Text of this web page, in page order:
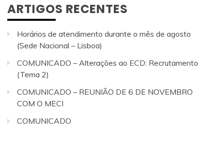
ARTIGOS RECENTES
Horários de atendimento durante o mês de agosto
(Sede Nacional – Lisboa)
COMUNICADO – Alterações ao ECD: Recrutamento
(Tema 2)
COMUNICADO – REUNIÃO DE 6 DE NOVEMBRO
COM O MECI
COMUNICADO